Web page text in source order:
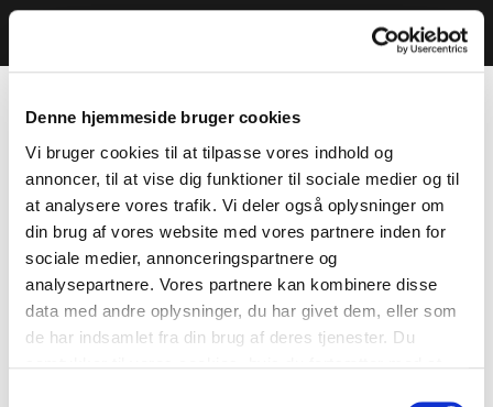
Denne hjemmeside bruger cookies
Vi bruger cookies til at tilpasse vores indhold og
annoncer, til at vise dig funktioner til sociale medier og til
at analysere vores trafik. Vi deler også oplysninger om
din brug af vores website med vores partnere inden for
sociale medier, annonceringspartnere og
analysepartnere. Vores partnere kan kombinere disse
data med andre oplysninger, du har givet dem, eller som
de har indsamlet fra din brug af deres tjenester. Du